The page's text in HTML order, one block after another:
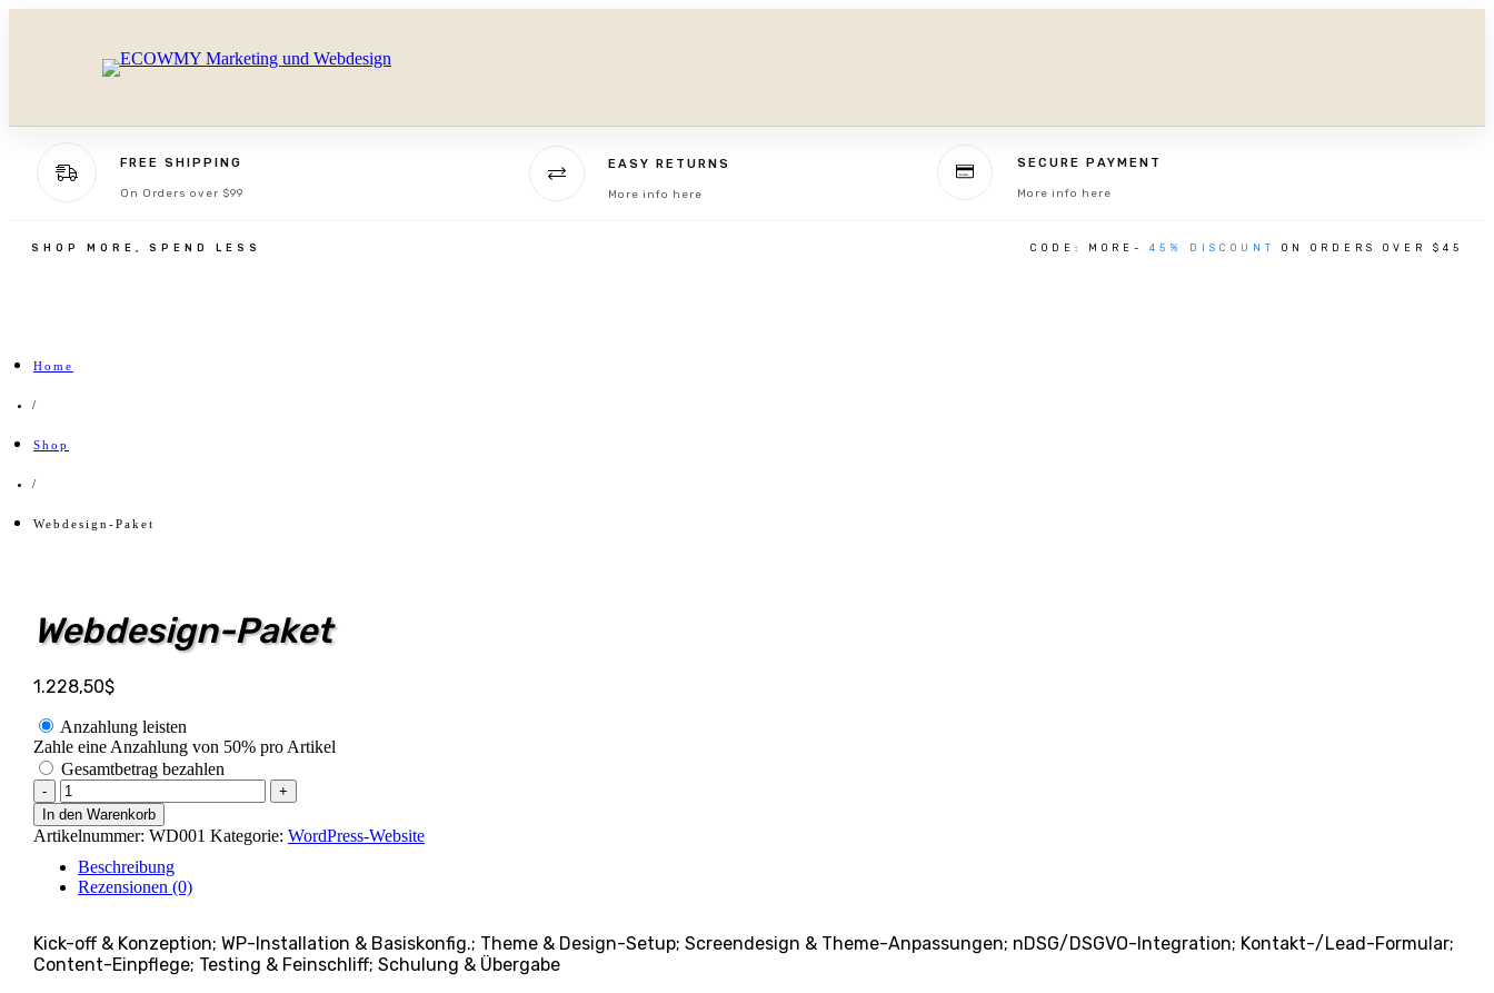
FREE SHIPPING
On Orders over $99
EASY RETURNS
More info here
SECURE PAYMENT
More info here
SHOP MORE, SPEND LESS CODE: MORE- 45% DISCOUNT ON ORDERS OVER $45
Home
/
Shop
/
Webdesign-Paket
Webdesign-Paket
1.228,50$
Anzahlung leisten
Zahle eine Anzahlung von 50% pro Artikel
Gesamtbetrag bezahlen
-
Webdesign-
Paket
Menge
+
In den Warenkorb
Artikelnummer: WD001 Kategorie: WordPress-Website
Beschreibung
Rezensionen (0)
Kick-off & Konzeption; WP-Installation & Basiskonfig.; Theme & Design-Setup; Screendesign & Theme-Anpassungen; nDSG/DSGVO-Integration; Kontakt-/Lead-Formular;
Content-Einpflege; Testing & Feinschliff; Schulung & Übergabe